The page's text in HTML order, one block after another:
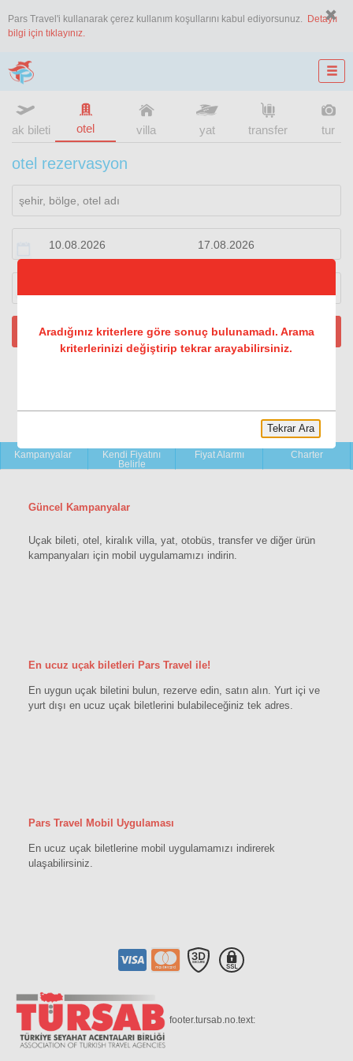
Pars Travel'i kullanarak çerez kullanım koşullarını kabul ediyorsunuz.
Detaylı
bilgi için tıklayınız.
uçak bileti otel villa yat transfer tur
otel rezervasyon
ARA
Kampanyalar
Kendi Fiyatını
Belirle
Fiyat Alarmı Charter
Güncel Kampanyalar
Uçak bileti, otel, kiralık villa, yat, otobüs, transfer ve diğer ürün
kampanyaları için mobil uygulamamızı indirin.
En ucuz uçak biletleri Pars Travel ile!
En uygun uçak biletini bulun, rezerve edin, satın alın. Yurt içi ve
yurt dışı en ucuz uçak biletlerini bulabileceğiniz tek adres.
Pars Travel Mobil Uygulaması
En ucuz uçak biletlerine mobil uygulamamızı indirerek
ulaşabilirsiniz.
footer.tursab.no.text:
Aradığınız kriterlere göre sonuç bulunamadı. Arama
kriterlerinizi değiştirip tekrar arayabilirsiniz.
Tekrar Ara